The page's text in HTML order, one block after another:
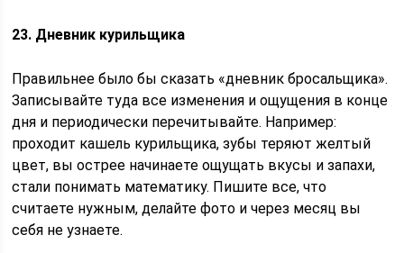
23. Дневник курильщика
Правильнее было бы сказать «дневник бросальщика».
Записывайте туда все изменения и ощущения в конце
дня и периодически перечитывайте. Например:
проходит кашель курильщика, зубы теряют желтый
цвет, вы острее начинаете ощущать вкусы и запахи,
стали понимать математику. Пишите все, что
считаете нужным, делайте фото и через месяц вы
себя не узнаете.